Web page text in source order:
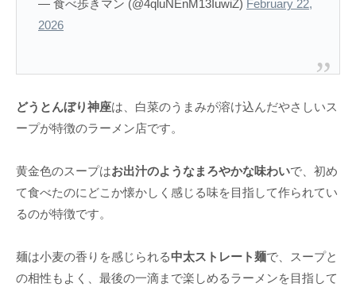
— 食べ歩きマン (@4qluNEnM13IuwiZ) February 22,
2026
どうとんぼり神座は、白菜のうまみが溶け込んだやさしいス
ープが特徴のラーメン店です。
黄金色のスープはお出汁のようなまろやかな味わいで、初め
て食べたのにどこか懐かしく感じる味を目指して作られてい
るのが特徴です。
麺は小麦の香りを感じられる中太ストレート麺で、スープと
の相性もよく、最後の一滴まで楽しめるラーメンを目指して